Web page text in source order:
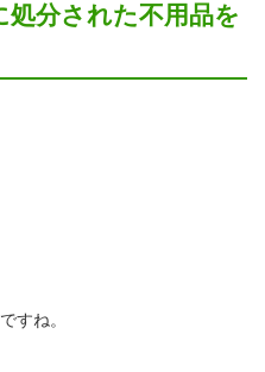
分された不用品を
すね。